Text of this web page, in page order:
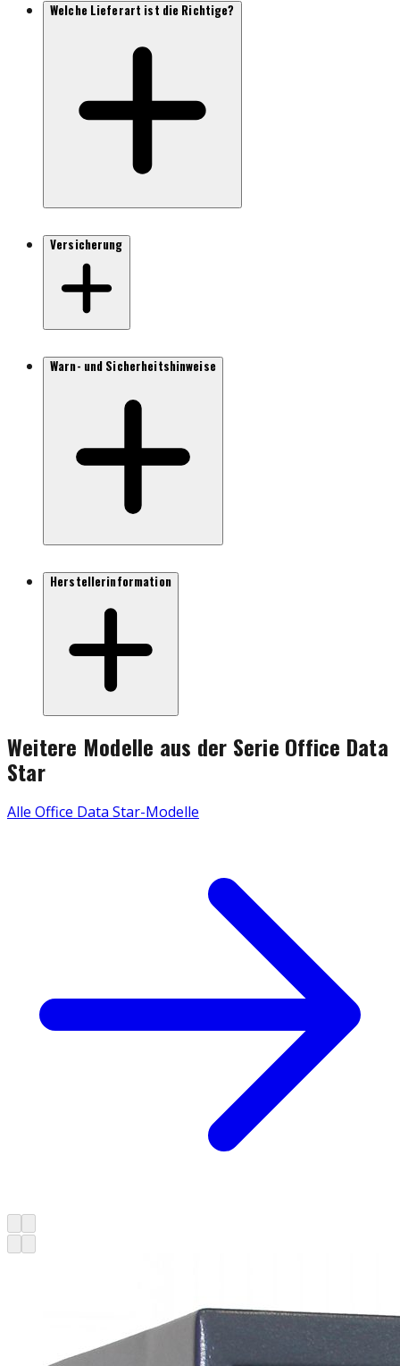
Welche Lieferart ist die Richtige?
Versicherung
Warn- und Sicherheitshinweise
Herstellerinformation
Weitere Modelle aus der Serie Office Data
Star
Alle Office Data Star-Modelle